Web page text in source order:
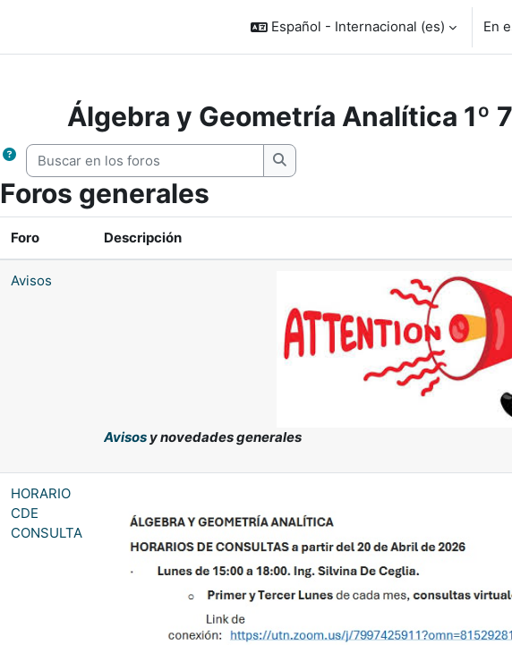
Español - Internacional ‎(es)‎ En
Álgebra y Geometría Analítica 1º
Buscar en los foros
Buscar en los foros
Foros generales
Foro Descripción
Avisos
Avisos y novedades generales
HORARIO
CDE
CONSULTA